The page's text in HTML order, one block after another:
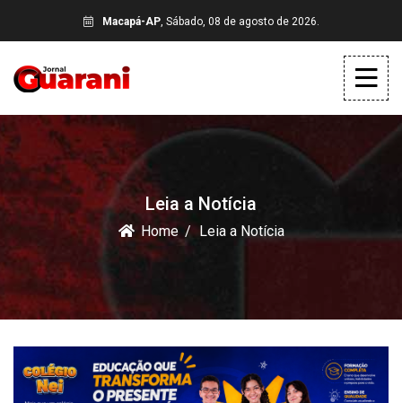
Macapá-AP, Sábado, 08 de agosto de 2026.
Leia a Notícia
Home Leia a Notícia